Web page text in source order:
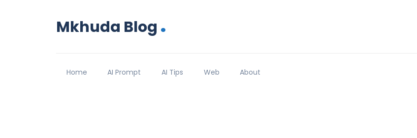
Mkhuda Blog .
Home AI Prompt AI Tips Web About